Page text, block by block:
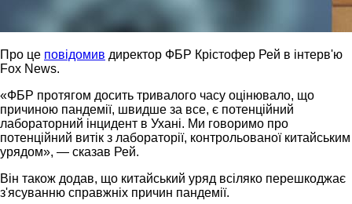
Про це повідомив директор ФБР Крістофер Рей в інтерв'ю
Fox News.
«ФБР протягом досить тривалого часу оцінювало, що
причиною пандемії, швидше за все, є потенційний
лабораторний інцидент в Ухані. Ми говоримо про
потенційний витік з лабораторії, контрольованої китайським
урядом», — сказав Рей.
Він також додав, що китайський уряд всіляко перешкоджає
з'ясуванню справжніх причин пандемії.